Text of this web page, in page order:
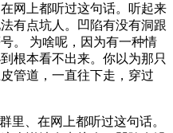
网上都听过这句话。听起来
有点坑人。凹陷有没有洞跟
。 为啥呢，因为有一种情
根本看不出来。你以为那只
管道，一直往下走，穿过
、在网上都听过这句话。